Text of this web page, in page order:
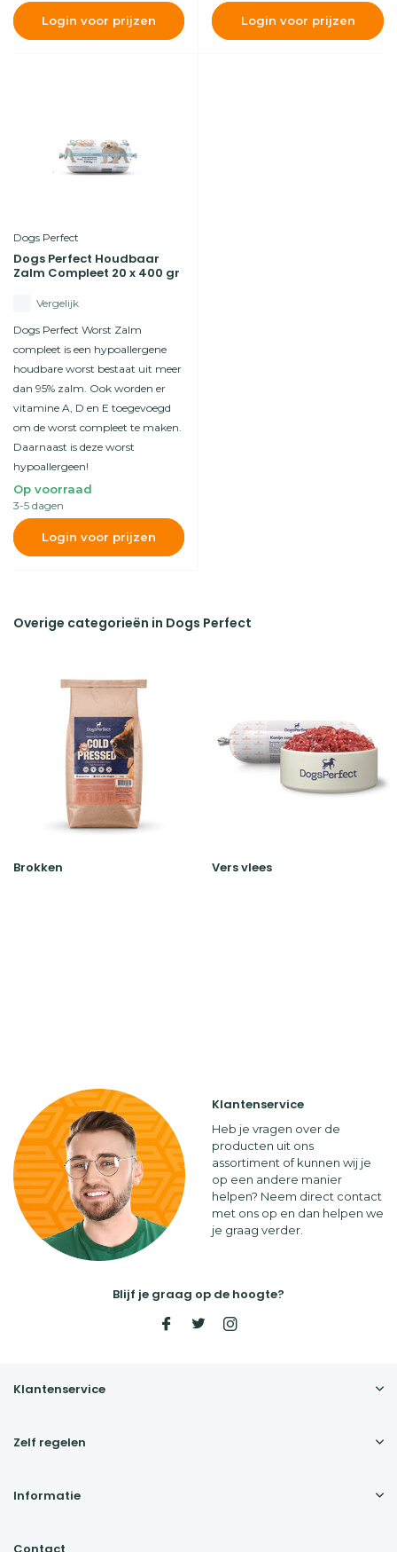
Login voor prijzen Login voor prijzen
Dogs Perfect
Dogs Perfect Houdbaar
Zalm Compleet 20 x 400 gr
Vergelijk
Dogs Perfect Worst Zalm
compleet is een hypoallergene
houdbare worst bestaat uit meer
dan 95% zalm. Ook worden er
vitamine A, D en E toegevoegd
om de worst compleet te maken.
Daarnaast is deze worst
hypoallergeen!
Op voorraad
3-5 dagen
Login voor prijzen
Overige categorieën in Dogs Perfect
Brokken Vers vlees
Klantenservice
Heb je vragen over de
producten uit ons
assortiment of kunnen wij je
op een andere manier
helpen? Neem direct contact
met ons op en dan helpen we
je graag verder.
Blijf je graag op de hoogte?
Klantenservice
Zelf regelen
Informatie